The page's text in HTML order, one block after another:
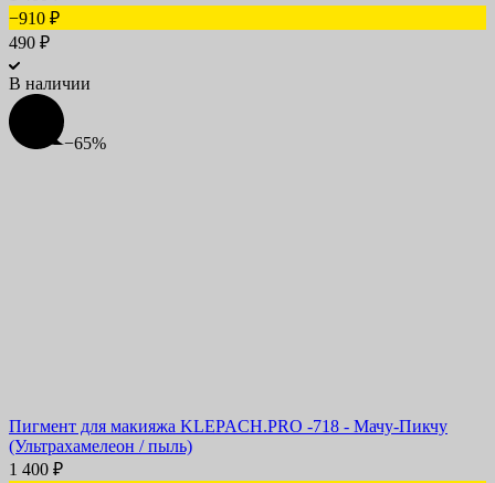
−910 ₽
490 ₽
В наличии
−65%
Пигмент для макияжа KLEPACH.PRO -718 - Мачу-Пикчу
(Ультрахамелеон / пыль)
1 400 ₽